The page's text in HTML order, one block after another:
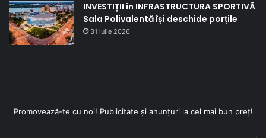
INVESTIȚII în INFRASTRUCTURA SPORTIVĂ
Sala Polivalentă își deschide porțile
31 iulie 2026
Promovează-te cu noi! Publicitate și anunțuri la cel mai bun preț!